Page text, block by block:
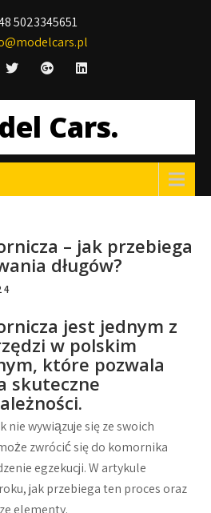
5023345651
Cars.
– jak przebiega
długów?
jest jednym z
w polskim
które pozwala
skuteczne
nie wywiązuje się ze swoich
zwrócić się do komornika
egzekucji. W artykule
jak przebiega ten proces oraz
elementy.